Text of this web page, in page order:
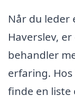
Når du leder
Haverslev,
behandler
erfaring.
finde en liste